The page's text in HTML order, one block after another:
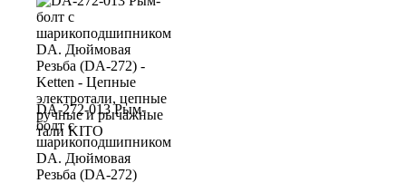
DA-272-013 Рым-
болт с
шарикоподшипником
DA. Дюймовая
Резьба (DA-272)